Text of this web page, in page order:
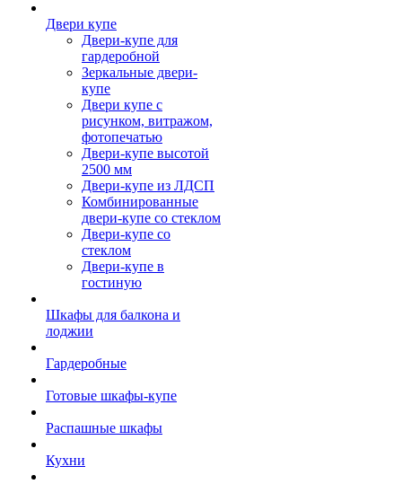
Двери купе
Двери-купе для
гардеробной
Зеркальные двери-
купе
Двери купе с
рисунком, витражом,
фотопечатью
Двери-купе высотой
2500 мм
Двери-купе из ЛДСП
Комбинированные
двери-купе со стеклом
Двери-купе со
стеклом
Двери-купе в
гостиную
Шкафы для балкона и
лоджии
Гардеробные
Готовые шкафы-купе
Распашные шкафы
Кухни